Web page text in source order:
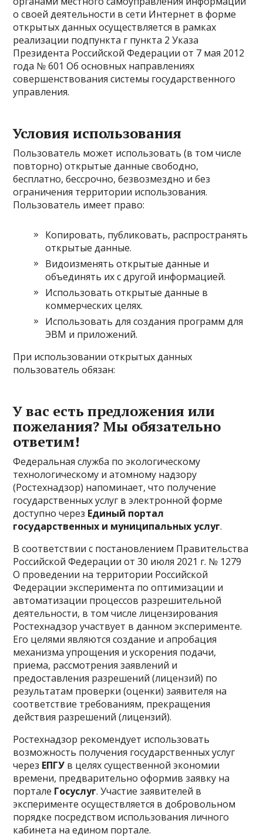
о своей деятельности в сети Интернет в форме
открытых данных осуществляется в рамках
реализации подпункта г пункта 2 Указа
Президента Российской Федерации от 7 мая 2012
года № 601 Об основных направлениях
совершенствования системы государственного
управления.
Условия использования
Пользователь может использовать (в том числе
повторно) открытые данные свободно,
бесплатно, бессрочно, безвозмездно и без
ограничения территории использования.
Пользователь имеет право:
Копировать, публиковать, распространять
открытые данные.
Видоизменять открытые данные и
объединять их с другой информацией.
Использовать открытые данные в
коммерческих целях.
Использовать для создания программ для
ЭВМ и приложений.
При использовании открытых данных
пользователь обязан:
У вас есть предложения или
пожелания? Мы обязательно
ответим!
Федеральная служба по экологическому
технологическому и атомному надзору
(Ростехнадзор) напоминает, что получение
государственных услуг в электронной форме
доступно через Единый портал
государственных и муниципальных услуг.
В соответствии с постановлением Правительства
Российской Федерации от 30 июля 2021 г. № 1279
О проведении на территории Российской
Федерации эксперимента по оптимизации и
автоматизации процессов разрешительной
деятельности, в том числе лицензирования
Ростехнадзор участвует в данном эксперименте.
Его целями являются создание и апробация
механизма упрощения и ускорения подачи,
приема, рассмотрения заявлений и
предоставления разрешений (лицензий) по
результатам проверки (оценки) заявителя на
соответствие требованиям, прекращения
действия разрешений (лицензий).
Ростехнадзор рекомендует использовать
возможность получения государственных услуг
через ЕПГУ в целях существенной экономии
времени, предварительно оформив заявку на
портале Госуслуг. Участие заявителей в
эксперименте осуществляется в добровольном
порядке посредством использования личного
кабинета на едином портале.